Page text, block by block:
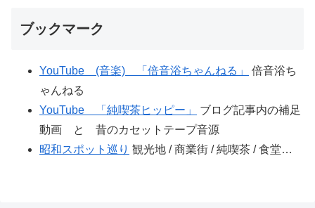
ブックマーク
YouTube (音楽) 「倍音浴ちゃんねる」
倍音浴ち
ゃんねる
YouTube 「純喫茶ヒッピー」
ブログ記事内の補足
動画 と 昔のカセットテープ音源
昭和スポット巡り 観光地 / 商業街 / 純喫茶 / 食堂…